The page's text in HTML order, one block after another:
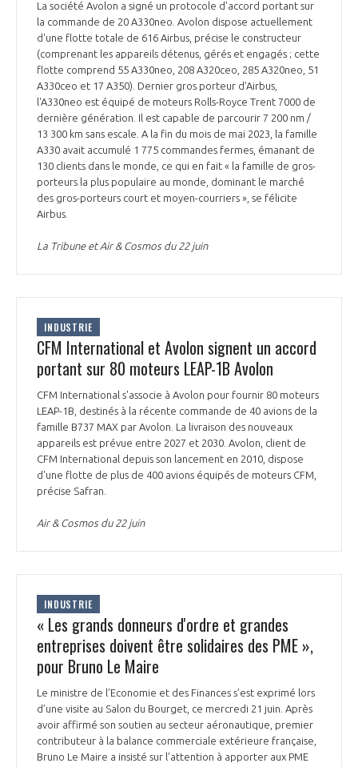
La société Avolon a signé un protocole d'accord portant sur
la commande de 20 A330neo. Avolon dispose actuellement
d'une flotte totale de 616 Airbus, précise le constructeur
(comprenant les appareils détenus, gérés et engagés ; cette
flotte comprend 55 A330neo, 208 A320ceo, 285 A320neo, 51
A330ceo et 17 A350). Dernier gros porteur d'Airbus,
l'A330neo est équipé de moteurs Rolls-Royce Trent 7000 de
dernière génération. Il est capable de parcourir 7 200 nm /
13 300 km sans escale. A la fin du mois de mai 2023, la famille
A330 avait accumulé 1 775 commandes fermes, émanant de
130 clients dans le monde, ce qui en fait « la famille de gros-
porteurs la plus populaire au monde, dominant le marché
des gros-porteurs court et moyen-courriers », se félicite
Airbus.
La Tribune et Air & Cosmos du 22 juin
INDUSTRIE
CFM International et Avolon signent un accord
portant sur 80 moteurs LEAP-1B Avolon
CFM International s'associe à Avolon pour fournir 80 moteurs
LEAP-1B, destinés à la récente commande de 40 avions de la
famille B737 MAX par Avolon. La livraison des nouveaux
appareils est prévue entre 2027 et 2030. Avolon, client de
CFM International depuis son lancement en 2010, dispose
d'une flotte de plus de 400 avions équipés de moteurs CFM,
précise Safran.
Air & Cosmos du 22 juin
INDUSTRIE
« Les grands donneurs d'ordre et grandes
entreprises doivent être solidaires des PME »,
pour Bruno Le Maire
Le ministre de l'Economie et des Finances s’est exprimé lors
d’une visite au Salon du Bourget, ce mercredi 21 juin. Après
avoir affirmé son soutien au secteur aéronautique, premier
contributeur à la balance commerciale extérieure française,
Bruno Le Maire a insisté sur l’attention à apporter aux PME